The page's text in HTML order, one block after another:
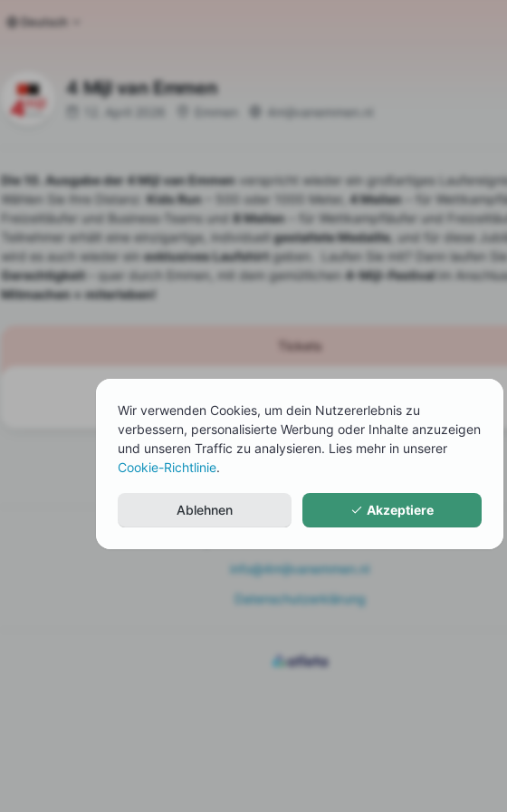
Deutsch
Wir verwenden Cookies, um dein Nutzererlebnis zu
verbessern, personalisierte Werbung oder Inhalte anzuzeigen
und unseren Traffic zu analysieren. Lies mehr in unserer
Cookie-Richtlinie.
Ablehnen Akzeptiere
4 Mijl van Emmen
12. April 2026 Emmen 4mijlvanemmen.nl
Die 10. Ausgabe der 4 Mijl van Emmen verspricht wieder ein großartiges
Wählen Sie Ihre Distanz: Kids Run – 500 oder 1000 Meter, 4 Meilen – für
Freizeitläufer und Business-Teams und 8 Meilen – für Wettkampfläufer und
Teilnehmer erhält eine einzigartige, individuellgestaltete Medaille, und für diese
wird es auch wieder einexklusives Laufshirt geben. Laufen Sie mit? Dann laufen Sie
Gerechtigkeit
– quer durch Emmen, mit dem gemütlichen 4-Mijl-Festival im
Mitmachen = miterleben!
Tickets
Meine Registrierung verwalten
info@4mijlvanemmen.nl
Datenschutzerklärung